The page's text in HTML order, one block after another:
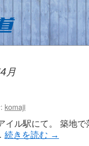
月
komaji
イル駅にて。 築地で
続きを読む →